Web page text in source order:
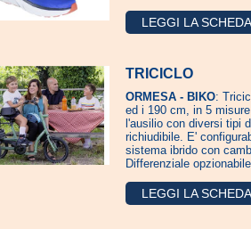
LEGGI LA SCHEDA
TRICICLO
ORMESA - BIKO:
ed i 190 cm, in 5
l'ausilio con diversi tipi
richiudibile. E'
sistema ibrido con
Differenziale
LEGGI LA SCHEDA